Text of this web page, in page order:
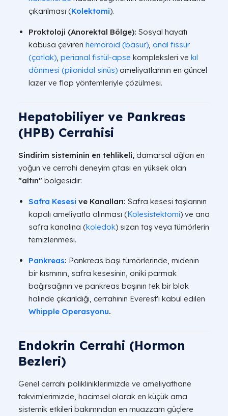
çıkarılması (Kolektomi).
Proktoloji (Anorektal Bölge): Sosyal hayatı
kabusa çeviren hemoroid (basur), anal fissür
(çatlak), perianal fistül-apse kompleksleri ve kıl
dönmesi (pilonidal sinüs) ameliyatlarının en güncel
lazer ve flap yöntemleriyle çözülmesi.
Hepatobiliyer ve Pankreas
(HPB) Cerrahisi
Sindirim sisteminin en tehlikeli, damarsal ağları en
yoğun ve cerrahi deneyim çıtası en yüksek olan
"altın" bölgesidir:
Safra Kesesi ve Kanalları: Safra kesesi taşlarının
kapalı ameliyatla alınması (Kolesistektomi) ve ana
safra kanalına (koledok) sızan taş veya tümörlerin
temizlenmesi.
Pankreas: Pankreas başı tümörlerinde, midenin
bir kısmının, safra kesesinin, oniki parmak
bağırsağının ve pankreas başının tek bir blok
halinde çıkarıldığı, cerrahinin Everest'i kabul edilen
Whipple Operasyonu.
Endokrin Cerrahi (Hormon
Bezleri)
Genel cerrahi polikliniklerimizde ve ameliyathane
takvimlerimizde, hacimsel olarak en küçük ama
sistemik etkileri bakımından en muazzam güçlere